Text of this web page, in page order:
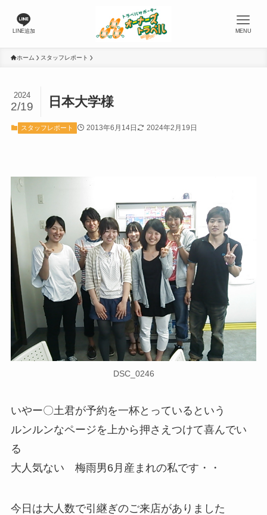
LINE追加 MENU
ホーム スタッフレポート
日本大学様
2024
2/19
スタッフレポート 2013年6月14日 2024年2月19日
DSC_0246
いやー〇土君が予約を一杯とっているという
ルンルンなページを上から押さえつけて喜んでい
る
大人気ない 梅雨男6月産まれの私です・・
今日は大人数で引継ぎのご来店がありました